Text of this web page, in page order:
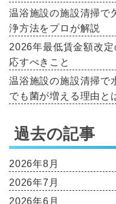
温浴施設の施設清掃で
浄方法をプロが解説
2026年最低賃金額改
応すべきこと
温浴施設の施設清掃で
でも菌が増える理由と
過去の記事
2026年8月
2026年7月
2026年6月